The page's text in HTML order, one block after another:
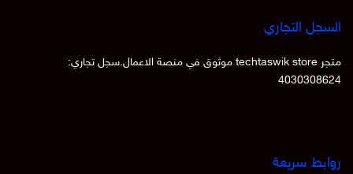
السجل التجاري
متجر techtaswik store موثوق في منصة الاعمال.سجل تجاري:
4030308624
روابط سريعة